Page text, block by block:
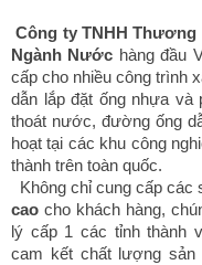
Công ty TNHH Thương
Ngành Nước hàng đầu
cấp cho nhiều công trình
dẫn lắp đặt ống nhựa và
thoát nước, đường ống
hoạt tại các khu công
thành trên toàn quốc.
Không chỉ cung cấp các
cao cho khách hàng,
lý cấp 1 các tỉnh thành
cam kết chất lượng sản